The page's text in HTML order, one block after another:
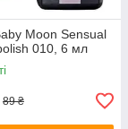
Moon Sensual
010, 6 мл
89 ₴